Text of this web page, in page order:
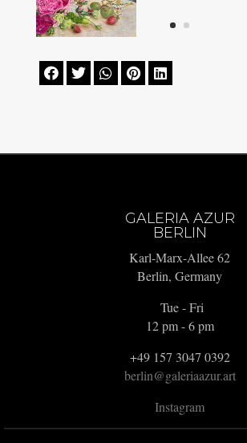
    
GALERIA AZUR
BERLIN
Karl-Marx-Allee 62
Berlin, Germany
Tue - Fri
12 pm - 6 pm
+49 157 3047 0392
berlin@galeriaazur.art
Instagram